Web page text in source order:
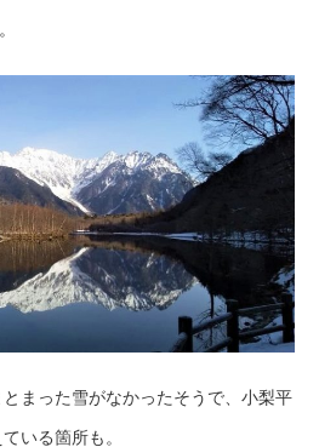
まった雪がなかったそうで、小梨平
いる箇所も。